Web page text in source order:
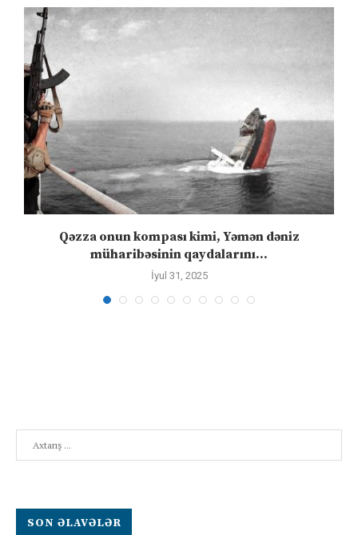
Qəzza onun kompası kimi, Yəmən dəniz
müharibəsinin qaydalarını...
İyul 31, 2025
SON ƏLAVƏLƏR